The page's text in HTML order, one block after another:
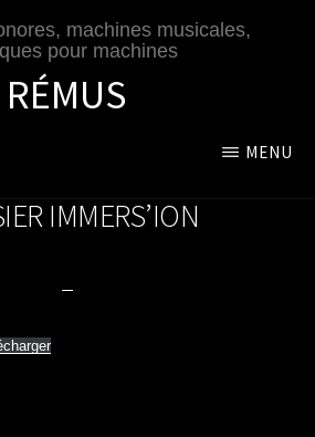
machines musicales,
pour machines
MENU
IMMERS’ION